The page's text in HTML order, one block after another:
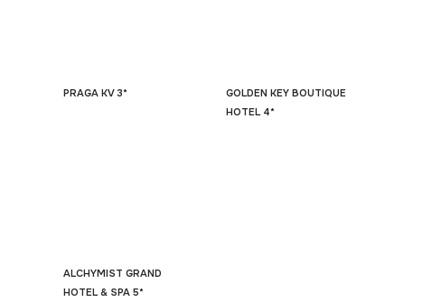
PRAGA KV 3*
GOLDEN KEY BOUTIQUE
HOTEL 4*
ALCHYMIST GRAND
HOTEL & SPA 5*